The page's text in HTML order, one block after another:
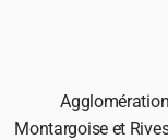
Agglomération
Montargoise et